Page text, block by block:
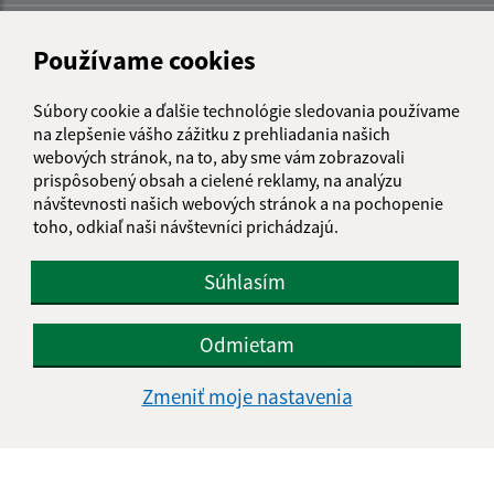
Používame cookies
Súbory cookie a ďalšie technológie sledovania používame
na zlepšenie vášho zážitku z prehliadania našich
webových stránok, na to, aby sme vám zobrazovali
prispôsobený obsah a cielené reklamy, na analýzu
návštevnosti našich webových stránok a na pochopenie
toho, odkiaľ naši návštevníci prichádzajú.
Súhlasím
Odmietam
Zmeniť moje nastavenia
Informácie o stránke:
Vyhlásenie o prístupnosti